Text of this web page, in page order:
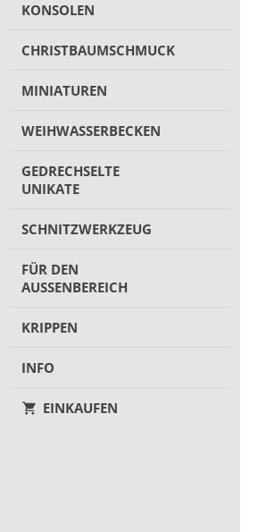
KONSOLEN
CHRISTBAUMSCHMUCK
MINIATUREN
WEIHWASSERBECKEN
GEDRECHSELTE
UNIKATE
SCHNITZWERKZEUG
FÜR DEN
AUSSENBEREICH
KRIPPEN
INFO
EINKAUFEN